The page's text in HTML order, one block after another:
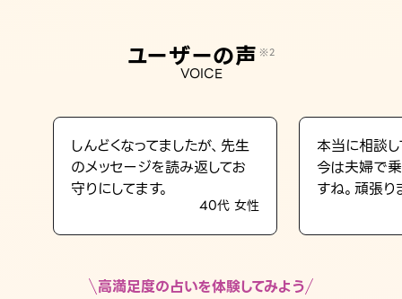
LINE占いを開く
※LINEアプリ内のサービスページへ遷移します
ユーザーの声 ※2
VOICE
しんどくなってましたが、先生
のメッセージを読み返してお
守りにしてます。
40代 女性
本当に相談し
今は夫婦で
すね。頑張り
高満足度の占いを体験してみよう